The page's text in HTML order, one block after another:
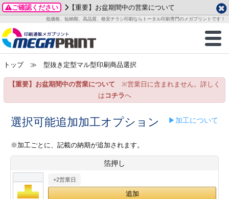
ご確認ください 【重要】お盆期間中の営業について
低価格、短納期、高品質、格安チラシ印刷ならトータル印刷専門のメガプリントです！
商品一覧
グッズ
ステッカー
ックカード印刷
業ツール印刷
＆盛り上げ印刷
ご利用ガイド
お客様へ
いて
方法
/送料について
刷
カード印刷
ックカード名刺
ムカード
型マル型印刷
データ作成ガイド
成前に
ガイド
加工指示ガイド
テンプレート
ード印刷
名刺印刷
ックカード
ード印刷
印刷
一覧
わせ
り
プル請求
2026年 8月
月
火 水 木 金
土
1
3
4 5 6 7
8
15
24
25 26 27
29
土
1
2 3
8 9 10 11
12
トップ≫ 型抜き定型マル型印刷商品選択
【重要】お盆期間中の営業について ※営業日に含まれません。詳しく
は コチラへ
選択可能追加加工オプション ▶加工について
※加工ごとに、記載の納期が追加されます。
箔押し
+2営業日